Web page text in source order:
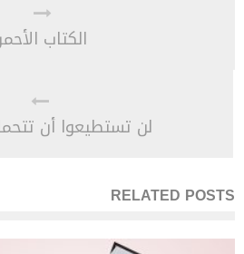
الكتاب
لن تستطيعوا أن
RELATED POSTS